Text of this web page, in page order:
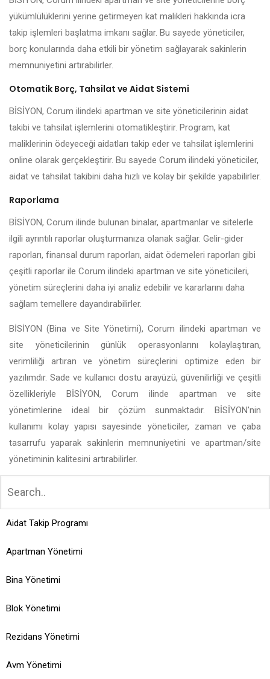
yükümlülüklerini yerine getirmeyen kat malikleri hakkında icra
takip işlemleri başlatma imkanı sağlar. Bu sayede yöneticiler,
borç konularında daha etkili bir yönetim sağlayarak sakinlerin
memnuniyetini artırabilirler.
Otomatik Borç, Tahsilat ve Aidat Sistemi
BİSİYON, Corum ilindeki apartman ve site yöneticilerinin aidat
takibi ve tahsilat işlemlerini otomatikleştirir. Program, kat
maliklerinin ödeyeceği aidatları takip eder ve tahsilat işlemlerini
online olarak gerçekleştirir. Bu sayede Corum ilindeki yöneticiler,
aidat ve tahsilat takibini daha hızlı ve kolay bir şekilde yapabilirler.
Raporlama
BİSİYON, Corum ilinde bulunan binalar, apartmanlar ve sitelerle
ilgili ayrıntılı raporlar oluşturmanıza olanak sağlar. Gelir-gider
raporları, finansal durum raporları, aidat ödemeleri raporları gibi
çeşitli raporlar ile Corum ilindeki apartman ve site yöneticileri,
yönetim süreçlerini daha iyi analiz edebilir ve kararlarını daha
sağlam temellere dayandırabilirler.
BİSİYON (Bina ve Site Yönetimi), Corum ilindeki apartman ve
site yöneticilerinin günlük operasyonlarını kolaylaştıran,
verimliliği artıran ve yönetim süreçlerini optimize eden bir
yazılımdır. Sade ve kullanıcı dostu arayüzü, güvenilirliği ve çeşitli
özellikleriyle BİSİYON, Corum ilinde apartman ve site
yönetimlerine ideal bir çözüm sunmaktadır. BİSİYON'nin
kullanımı kolay yapısı sayesinde yöneticiler, zaman ve çaba
tasarrufu yaparak sakinlerin memnuniyetini ve apartman/site
yönetiminin kalitesini artırabilirler.
Aidat Takip Programı
Apartman Yönetimi
Bina Yönetimi
Blok Yönetimi
Rezidans Yönetimi
Avm Yönetimi